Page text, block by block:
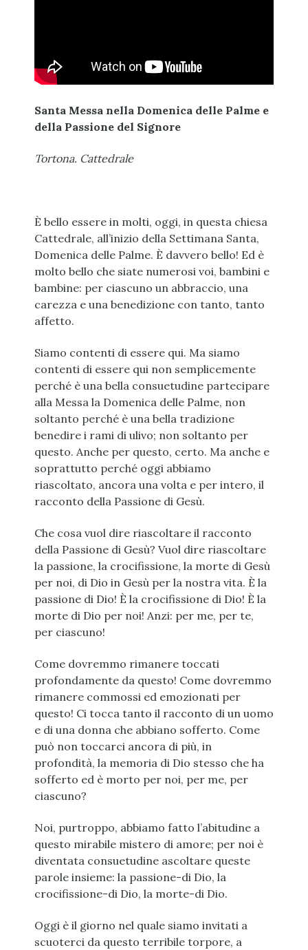
Santa Messa nella Domenica delle Palme e
della Passione del Signore
Tortona. Cattedrale
È bello essere in molti, oggi, in questa chiesa
Cattedrale, all’inizio della Settimana Santa,
Domenica delle Palme. È davvero bello! Ed è
molto bello che siate numerosi voi, bambini e
bambine: per ciascuno un abbraccio, una
carezza e una benedizione con tanto, tanto
affetto.
Siamo contenti di essere qui. Ma siamo
contenti di essere qui non semplicemente
perché è una bella consuetudine partecipare
alla Messa la Domenica delle Palme, non
soltanto perché è una bella tradizione
benedire i rami di ulivo; non soltanto per
questo. Anche per questo, certo. Ma anche e
soprattutto perché oggi abbiamo
riascoltato, ancora una volta e per intero, il
racconto della Passione di Gesù.
Che cosa vuol dire riascoltare il racconto
della Passione di Gesù? Vuol dire riascoltare
la passione, la crocifissione, la morte di Gesù
per noi, di Dio in Gesù per la nostra vita. È la
passione di Dio! È la crocifissione di Dio! È la
morte di Dio per noi! Anzi: per me, per te,
per ciascuno!
Come dovremmo rimanere toccati
profondamente da questo! Come dovremmo
rimanere commossi ed emozionati per
questo! Ci tocca tanto il racconto di un uomo
e di una donna che abbiano sofferto. Come
può non toccarci ancora di più, in
profondità, la memoria di Dio stesso che ha
sofferto ed è morto per noi, per me, per
ciascuno?
Noi, purtroppo, abbiamo fatto l’abitudine a
questo mirabile mistero di amore; per noi è
diventata consuetudine ascoltare queste
parole insieme: la passione-di Dio, la
crocifissione-di Dio, la morte-di Dio.
Oggi è il giorno nel quale siamo invitati a
scuoterci da questo terribile torpore, a